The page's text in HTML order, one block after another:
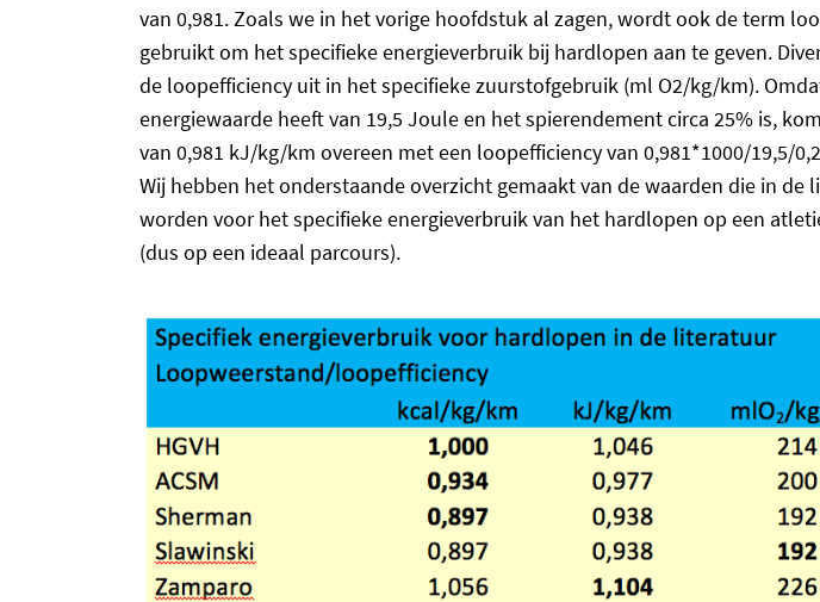
van 0,981. Zoals we in het vorige hoofdstuk al zagen, wordt ook de term
gebruikt om het specifieke energieverbruik bij hardlopen aan te geven.
de loopefficiency uit in het specifieke zuurstofgebruik (ml O2/kg/km).
energiewaarde heeft van 19,5 Joule en het spierendement circa 25% is,
van 0,981 kJ/kg/km overeen met een loopefficiency van 0,981*1000/19,5/
Wij hebben het onderstaande overzicht gemaakt van de waarden die in de
worden voor het specifieke energieverbruik van het hardlopen op een
(dus op een ideaal parcours).